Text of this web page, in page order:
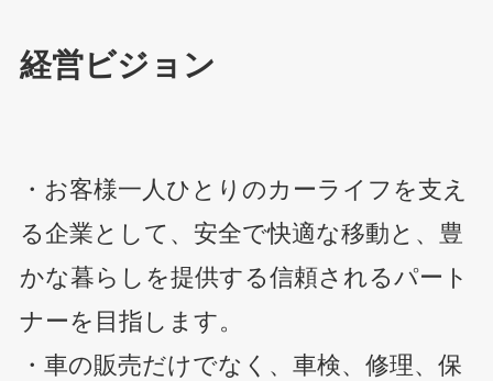
経営ビジョン
・お客様一人ひとりのカーライフを支え
る企業として、安全で快適な移動と、豊
かな暮らしを提供する信頼されるパート
ナーを目指します。
・車の販売だけでなく、車検、修理、保